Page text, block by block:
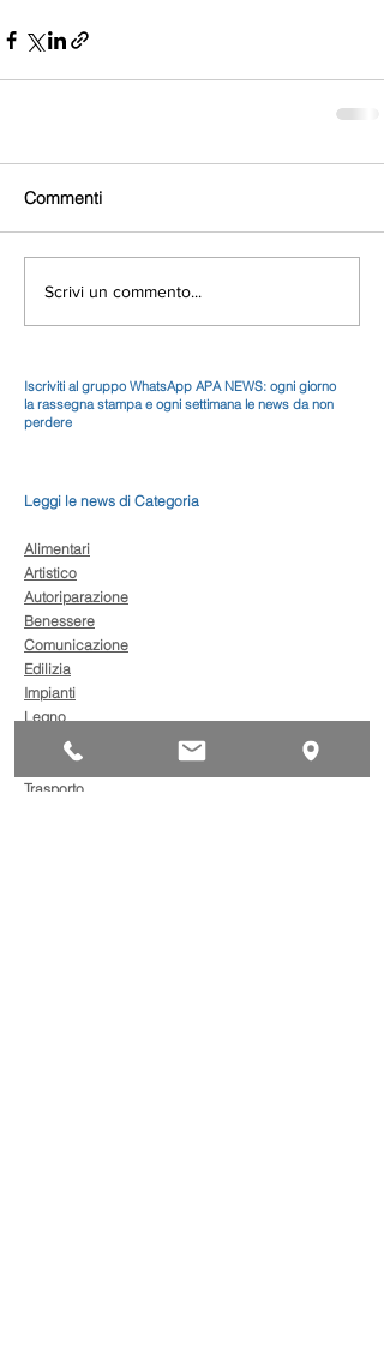
Commenti
Scrivi un commento...
Iscriviti al gruppo WhatsApp APA NEWS: ogni giorno
la rassegna stampa e ogni settimana le news da non
perdere
Leggi le news di Categoria
Alimentari
Artistico
Autoriparazione
Benessere
Comunicazione
Edilizia
Impianti
Legno
Metalmeccanica
Trasporto